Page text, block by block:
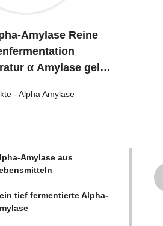
Amylase Reine
α Amylase gelbe
und Industriezwecke
- Alpha Amylase
Amylase aus
tief fermentierte Alpha-